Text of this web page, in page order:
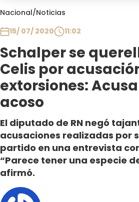
Nacional/Noticias
15/ 07/ 2020
11:02
Schalper se
Celis por
extorsiones:
acoso
El diputado de RN negó
acusaciones realizadas por
partido en una entrevista
“Parece tener una especie
afirmó.
Club De La Comedia
Plan Perfecto
El Tiempo
Sabingo
Todos Los Programas